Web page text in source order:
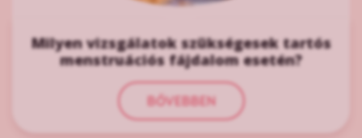
Milyen vizsgálatok szükségesek tartós
menstruációs fájdalom esetén?
BŐVEBBEN